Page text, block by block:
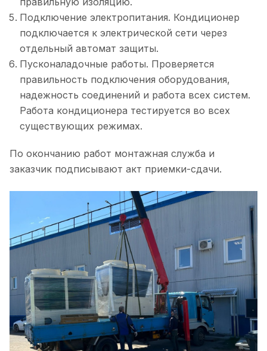
Подключение электропитания. Кондиционер
подключается к электрической сети через
отдельный автомат защиты.
Пусконаладочные работы. Проверяется
правильность подключения оборудования,
надежность соединений и работа всех систем.
Работа кондиционера тестируется во всех
существующих режимах.
По окончанию работ монтажная служба и
заказчик подписывают акт приемки-сдачи.